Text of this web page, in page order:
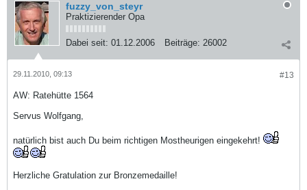
fuzzy_von_steyr
Praktizierender Opa
Dabei seit: 01.12.2006 Beiträge: 26002
#13
29.11.2010, 09:13
AW: Ratehütte 1564
Servus Wolfgang,
natürlich bist auch Du beim richtigen Mostheurigen eingekehrt!
Herzliche Gratulation zur Bronzemedaille!